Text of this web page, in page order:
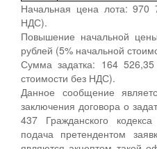
Начальная цена лота: 970
НДС).
Повышение начальной
рублей (5% начальной
Сумма задатка: 164
стоимости без НДС).
Данное сообщение
заключения договора о
437 Гражданского
подача претендентом